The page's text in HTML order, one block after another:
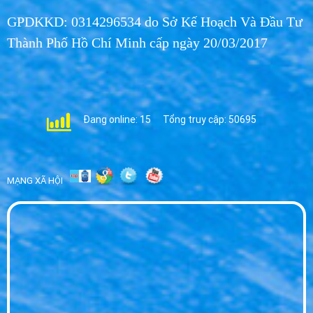
Trà xanh tự nhiên, có thật “tự nhiên”?.49
MON 06, 2026
Mẹo hay dạy con cách uống nước bằng
cốc50
MON 06, 2026
Giao nước Vihawa bình 20L tận nhà khách
hàng thuộc phường Bình Hưng Hòa B quận
Bình Tân TPHCM51
MON 06, 2026
Giao nước uống Vihawa 20l quận Bình Tân
(08) 6656 2701 52
MON 06, 2026
GPDKKD: 0314296534 do Sở Kế Hoạch Và Đầu Tư
Thành Phố Hồ Chí Minh cấp ngày 20/03/2017
Đang online: 15 Tổng truy cập: 50695
MẠNG XÃ HỘI